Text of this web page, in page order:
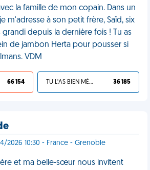
la famille de mon copain. Dans un
m'adresse à son petit frère, Saïd, six
grandi depuis la dernière fois ! Tu as
de jambon Herta pour pousser si
VDM
66 154 TU L'AS BIEN MÉRITÉ 36 185
2026 10:30 - France - Grenoble
et ma belle-sœur nous invitent